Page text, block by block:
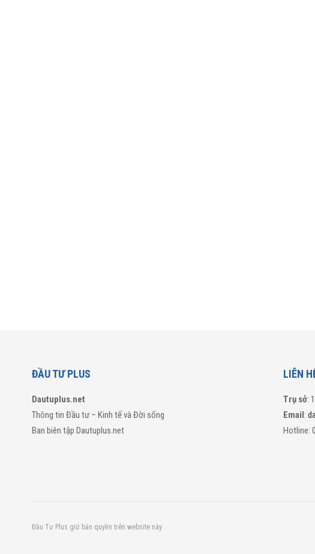
ĐẦU TƯ PLUS
Dautuplus.net
Thông tin Đầu tư – Kinh tế và Đời sống
Ban biên tập Dautuplus.net
LIÊN
Trụ sở:
Email:
Hotline:
Đầu Tư Plus giữ bản quyền trên website này